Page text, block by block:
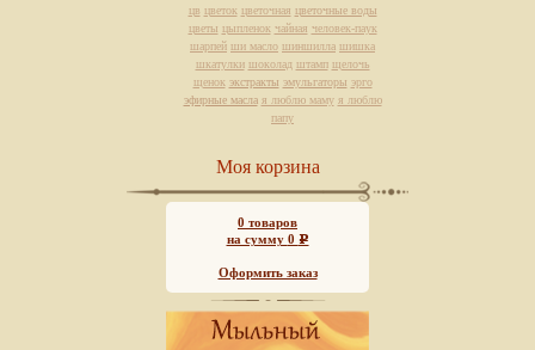
цв цветок цветочная цветочные воды
цветы цыпленок чайная человек-паук
шарпей ши масло шиншилла шишка
шкатулки шоколад штамп щелочь
щенок экстракты эмульгаторы эрго
эфирные масла я люблю маму я люблю
папу
Моя корзина
0 товаров
на сумму 0 Р
Оформить заказ